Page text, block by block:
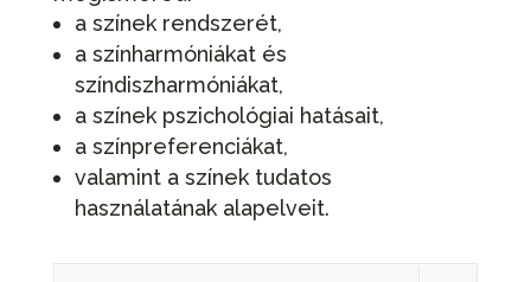
a színek rendszerét,
a színharmóniákat és
színdiszharmóniákat,
a színek pszichológiai hatásait,
a színpreferenciákat,
valamint a színek tudatos
használatának alapelveit.